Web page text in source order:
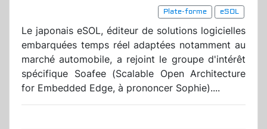
Plate-forme
eSOL
Le japonais eSOL, éditeur de solutions logicielles
embarquées temps réel adaptées notamment au
marché automobile, a rejoint le groupe d'intérêt
spécifique Soafee (Scalable Open Architecture
for Embedded Edge, à prononcer Sophie)....